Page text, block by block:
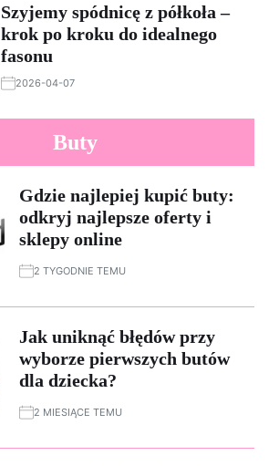
Szyjemy spódnicę z półkoła –
krok po kroku do idealnego
fasonu
2026-04-07
Buty
Gdzie najlepiej kupić buty:
odkryj najlepsze oferty i
sklepy online
2 TYGODNIE TEMU
Jak uniknąć błędów przy
wyborze pierwszych butów
dla dziecka?
2 MIESIĄCE TEMU